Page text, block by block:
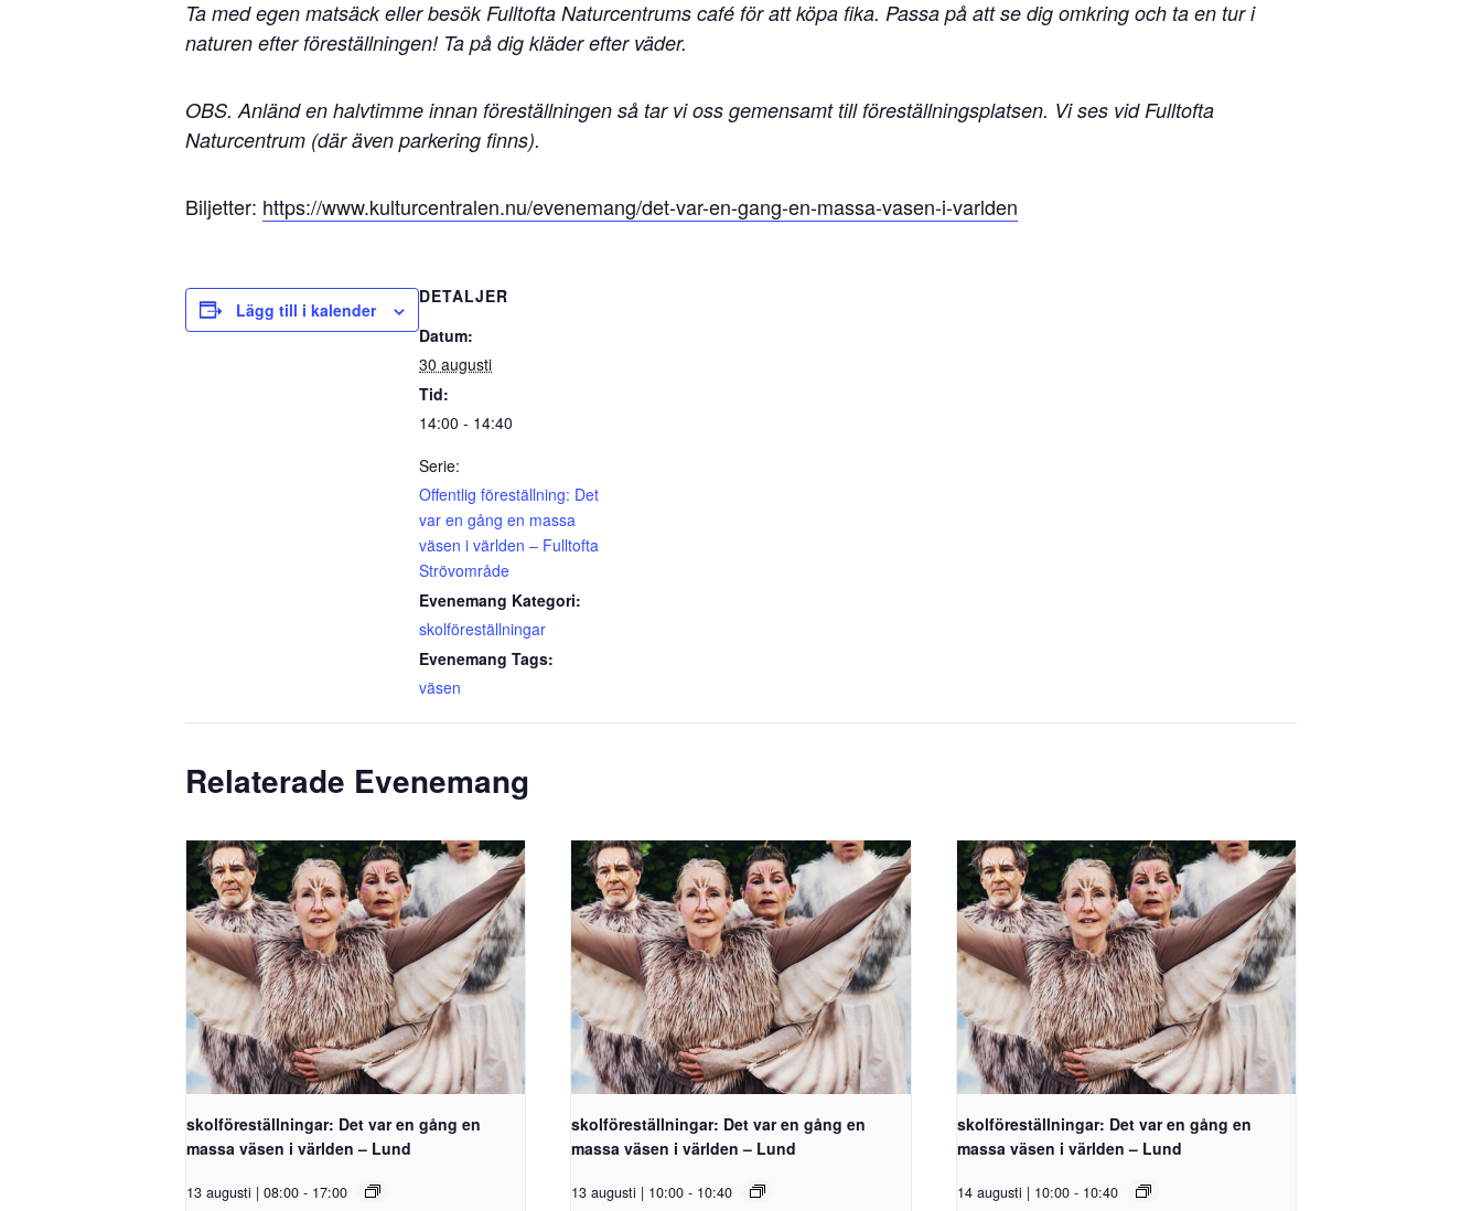
Ta med egen matsäck eller besök Fulltofta Naturcentrums café för att köpa fika. Passa på att se dig omkring och ta en tur i
naturen efter föreställningen! Ta på dig kläder efter väder.
OBS. Anländ en halvtimme innan föreställningen så tar vi oss gemensamt till föreställningsplatsen. Vi ses vid Fulltofta
Naturcentrum (där även parkering finns).
Biljetter: https://www.kulturcentralen.nu/evenemang/det-var-en-gang-en-massa-vasen-i-varlden
Lägg till i kalender
DETALJER
Datum:
30 augusti
Tid:
14:00 - 14:40
Serie:
Offentlig föreställning: Det
var en gång en massa
väsen i världen – Fulltofta
Strövområde
Evenemang Kategori:
skolföreställningar
Evenemang Tags:
väsen
Relaterade Evenemang
skolföreställningar: Det var en gång en
massa väsen i världen – Lund
13 augusti | 08:00 - 17:00
skolföreställningar: Det var en gång en
massa väsen i världen – Lund
13 augusti | 10:00 - 10:40
skolföreställningar: Det var en gång en
massa väsen i världen – Lund
14 augusti | 10:00 - 10:40